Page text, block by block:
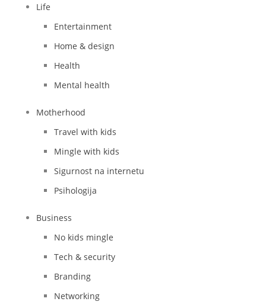
Life
Entertainment
Home & design
Health
Mental health
Motherhood
Travel with kids
Mingle with kids
Sigurnost na internetu
Psihologija
Business
No kids mingle
Tech & security
Branding
Networking